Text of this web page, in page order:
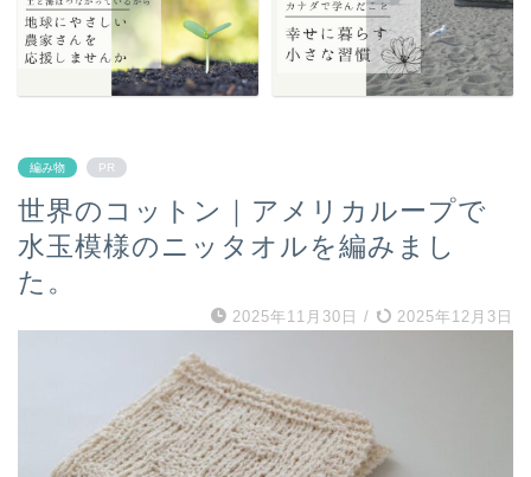
編み物 PR
世界のコットン｜アメリカループで
水玉模様のニッタオルを編みまし
た。
2025年11月30日 / 2025年12月3日